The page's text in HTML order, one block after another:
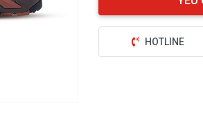
HOTLINE